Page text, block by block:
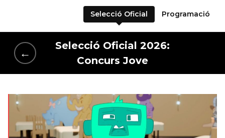
Selecció Oficial Programació
←
Selecció Oficial 2026:
Concurs Jove